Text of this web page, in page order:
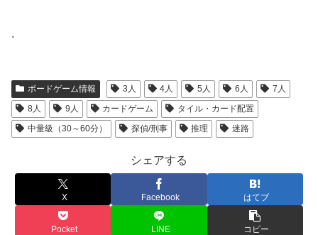
.
ボードゲーム情報 3人 4人 5人 6人
7人
8人
9人 カードゲーム
タイル・カード配置
中量級（30～60分）
探偵/刑事 推理 迷路
シェアする
X Facebook はてブ
Pocket LINE コピー